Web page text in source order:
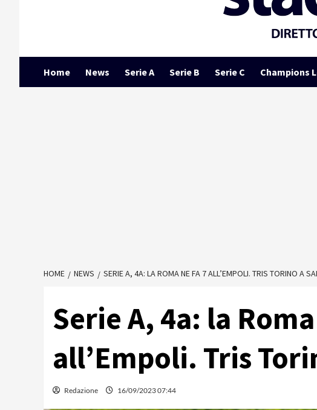
Home News Serie A Serie B Serie C Champions
HOME NEWS SERIE A, 4A: LA ROMA NE FA 7 ALL’EMPOLI. TRIS TORINO A
Serie A, 4a: la
all’Empoli. Tris
Redazione 16/09/2023 07:44